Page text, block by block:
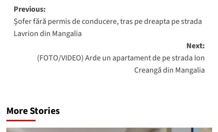
Post
navigation
Previous:
Șofer fără permis de conducere, tras pe dreapta pe strada
Lavrion din Mangalia
Next:
(FOTO/VIDEO) Arde un apartament de pe strada Ion
Creangă din Mangalia
More Stories